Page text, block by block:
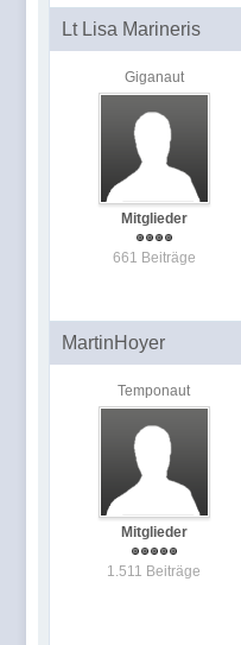
Lt Lisa Marineris
Giganaut
Mitglieder
661 Beiträge
MartinHoyer
Temponaut
Mitglieder
1.511 Beiträge